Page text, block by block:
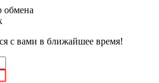
обмена
с вами в ближайшее время!